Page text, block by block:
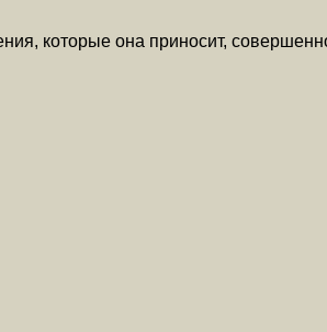
которые она приносит,